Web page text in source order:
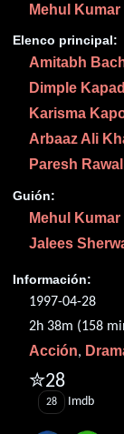
Mehul Kumar
Elenco principal:
Amitabh
Dimple
Karisma
Arbaaz Ali
Paresh Rawal
Guión:
Mehul Kumar
Jalees
Información:
1997-04-28
2h 38m (158
Acción,
✮28
28 Imdb